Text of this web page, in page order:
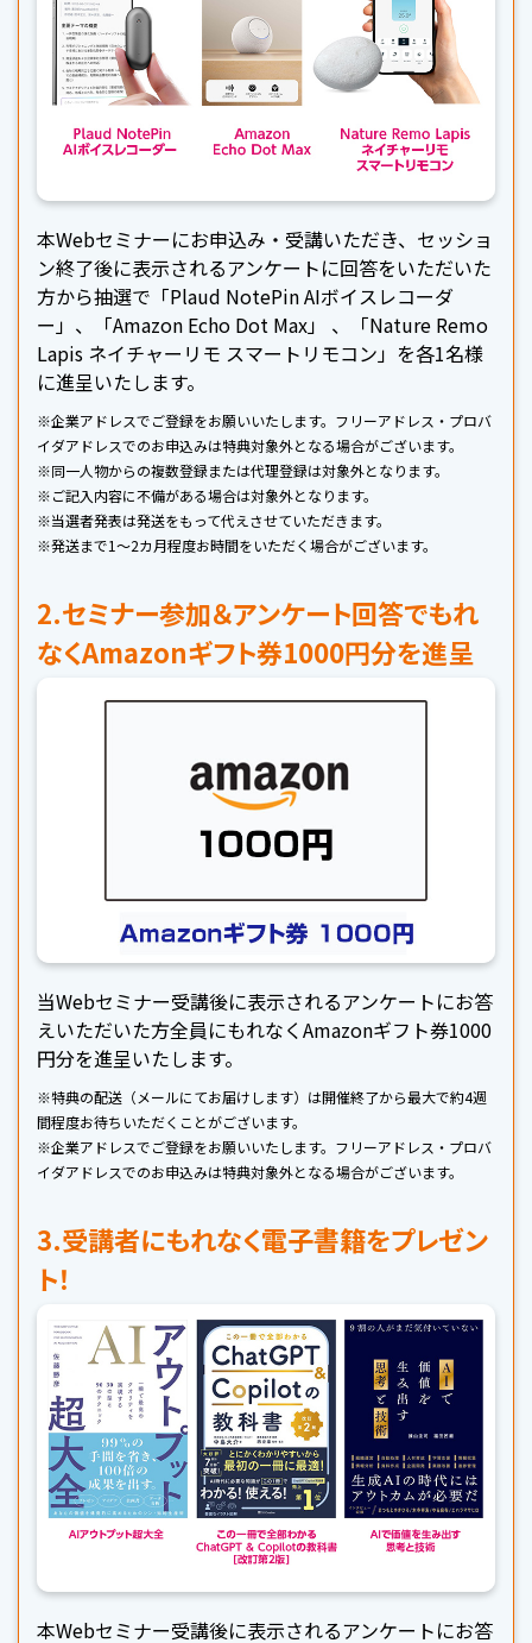
本Webセミナーにお申込み・受講いただき、セッショ
ン終了後に表示されるアンケートに回答をいただいた
方から抽選で「Plaud NotePin AIボイスレコーダ
ー」、「Amazon Echo Dot Max」 、「Nature Remo
Lapis ネイチャーリモ スマートリモコン」を各1名様
に進呈いたします。
※企業アドレスでご登録をお願いいたします。フリーアドレス・プロバ
イダアドレスでのお申込みは特典対象外となる場合がございます。
※同一人物からの複数登録または代理登録は対象外となります。
※ご記入内容に不備がある場合は対象外となります。
※当選者発表は発送をもって代えさせていただきます。
※発送まで1～2カ月程度お時間をいただく場合がございます。
2.セミナー参加＆アンケート回答でもれ
なくAmazonギフト券1000円分を進呈
当Webセミナー受講後に表示されるアンケートにお答
えいただいた方全員にもれなくAmazonギフト券1000
円分を進呈いたします。
※特典の配送（メールにてお届けします）は開催終了から最大で約4週
間程度お待ちいただくことがございます。
※企業アドレスでご登録をお願いいたします。フリーアドレス・プロバ
イダアドレスでのお申込みは特典対象外となる場合がございます。
3.受講者にもれなく電子書籍をプレゼン
ト！
本Webセミナー受講後に表示されるアンケートにお答